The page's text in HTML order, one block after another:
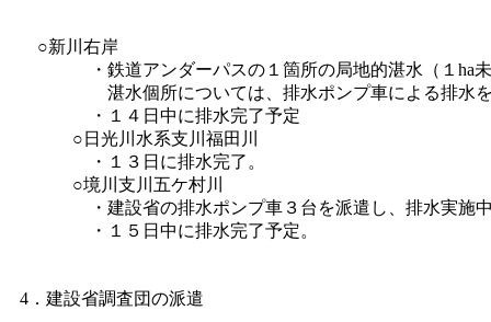
○新川右岸
・鉄道アンダーパスの１箇所の局地的湛水（１ha未
湛水個所については、排水ポンプ車による排水を
・１４日中に排水完了予定
○日光川水系支川福田川
・１３日に排水完了。
○境川支川五ケ村川
・建設省の排水ポンプ車３台を派遣し、排水実施中
・１５日中に排水完了予定。
4．建設省調査団の派遣